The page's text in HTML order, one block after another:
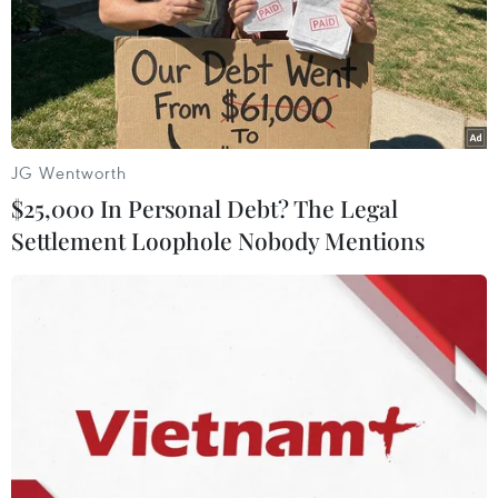
Theo dõi VietnamPlus
TIN LIÊN QUAN
JG Wentworth
$25,000 In Personal Debt? The Legal
Settlement Loophole Nobody Mentions